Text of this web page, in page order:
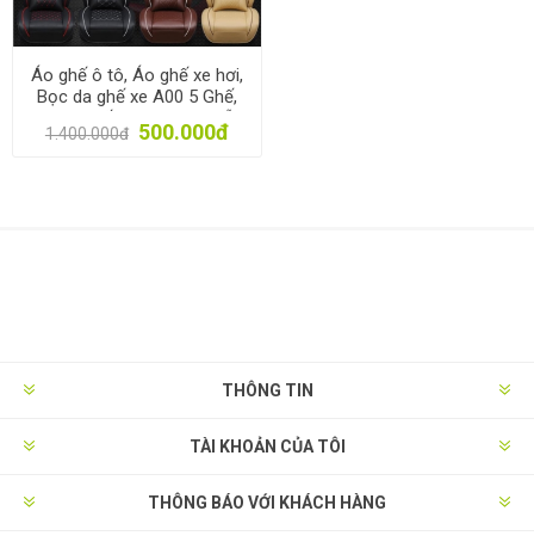
Áo ghế ô tô, Áo ghế xe hơi,
Bọc da ghế xe A00 5 Ghế,
Trùm ghế cho xe 4-5 chỗ
1.400.000đ 500.000đ
THÔNG TIN
TÀI KHOẢN CỦA TÔI
THÔNG BÁO VỚI KHÁCH HÀNG